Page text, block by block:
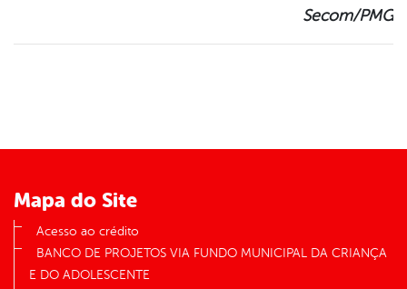
Secom/PMG
Mapa do Site
Acesso ao crédito
BANCO DE PROJETOS VIA FUNDO MUNICIPAL DA CRIANÇA
E DO ADOLESCENTE